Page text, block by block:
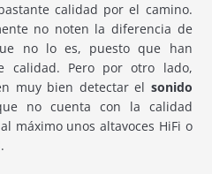
calidad por el camino.
no noten la diferencia de
no lo es, puesto que han
calidad. Pero por otro lado,
muy bien detectar el sonido
no cuenta con la calidad
máximo unos altavoces HiFi o